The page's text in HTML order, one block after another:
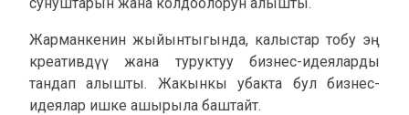
Жарманкенин жыйынтыгында, калыстар тобу эң
креативдүү жана туруктуу бизнес-идеяларды
тандап алышты. Жакынкы убакта бул бизнес-
идеялар ишке ашырыла баштайт.